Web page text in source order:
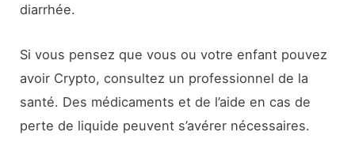
diarrhée.
Si vous pensez que vous ou votre enfant pouvez
avoir Crypto, consultez un professionnel de la
santé. Des médicaments et de l’aide en cas de
perte de liquide peuvent s’avérer nécessaires.